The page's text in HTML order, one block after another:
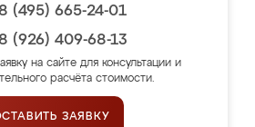
(495) 665-24-01
(926) 409-68-13
на сайте для консультации и
расчёта стоимости.
ЗАЯВКУ